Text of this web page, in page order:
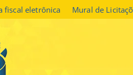
fiscal eletrônica Mural de